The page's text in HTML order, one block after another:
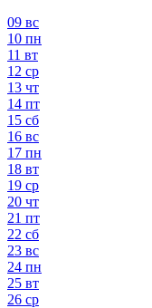
09 вс
10 пн
11 вт
12 ср
13 чт
14 пт
15 сб
16 вс
17 пн
18 вт
19 ср
20 чт
21 пт
22 сб
23 вс
24 пн
25 вт
26 ср